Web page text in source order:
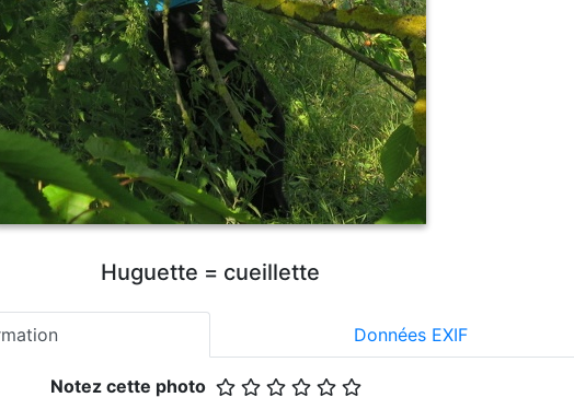
Huguette = cueillette
Données EXIF
Notez cette photo